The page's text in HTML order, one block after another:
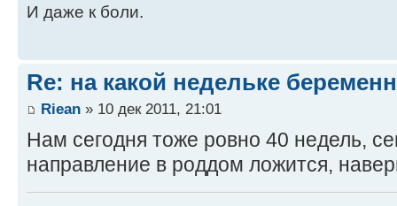
И даже к боли.
Re: на какой недельке
Riean » 10 дек 2011, 21:01
Нам сегодня тоже ровно 40 недель,
направление в роддом ложится,